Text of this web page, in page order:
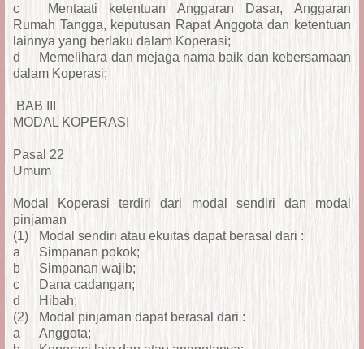
c
Mentaati ketentuan Anggaran Dasar, Anggaran
Rumah Tangga, keputusan Rapat Anggota dan ketentuan
lainnya yang berlaku dalam Koperasi;
d
Memelihara dan mejaga nama baik dan kebersamaan
dalam Koperasi;
BAB III
MODAL KOPERASI
Pasal 22
Umum
Modal Koperasi terdiri dari modal sendiri dan modal
pinjaman
(1)
Modal sendiri atau ekuitas dapat berasal dari :
a
Simpanan pokok;
b
Simpanan wajib;
c
Dana cadangan;
d
Hibah;
(2)
Modal pinjaman dapat berasal dari :
a
Anggota;